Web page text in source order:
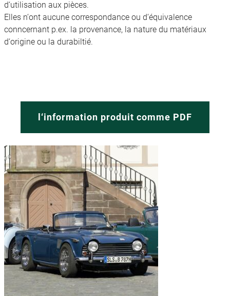
d‘utilisation aux pièces.
Elles n‘ont aucune correspondance ou d‘équivalence
conncernant p.ex. la provenance, la nature du matériaux
d‘origine ou la durabiltié.
l‘information produit comme PDF